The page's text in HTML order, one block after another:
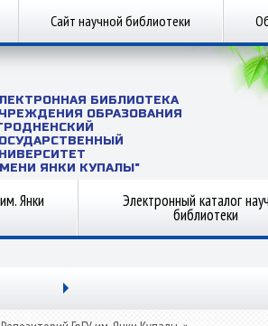
Сайт научной библиотеки
БИБЛИОТЕКА
ОБРАЗОВАНИЯ
ЯНКИ КУПАЛЫ"
Янки Электронный каталог
библиотеки